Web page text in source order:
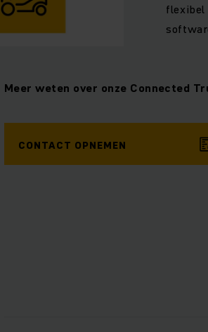
flexibel
Meer weten over onze Connected
CONTACT OPNEMEN